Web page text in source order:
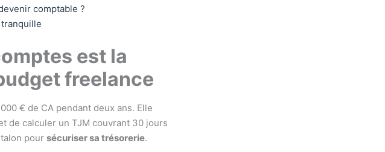
comptable ?
est la
freelance
€ de CA pendant deux ans. Elle
de calculer un TJM couvrant 30 jours
pour sécuriser sa trésorerie.